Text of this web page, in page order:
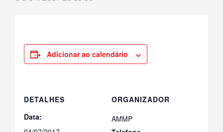
Adicionar ao calendário
DETALHES
Data:
ORGANIZADOR
AMMP